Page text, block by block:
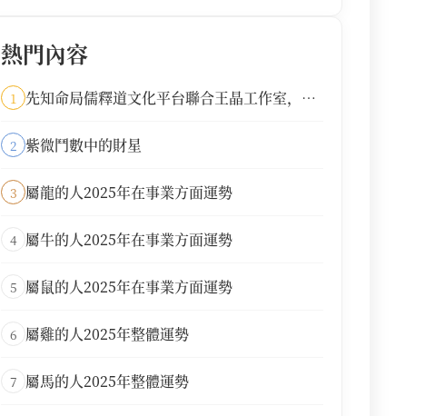
熱門內容
1 先知命局儒釋道文化平台聯合王晶工作室，推
2 紫微鬥數中的財星
3 屬龍的人2025年在事業方面運勢
4 屬牛的人2025年在事業方面運勢
5 屬鼠的人2025年在事業方面運勢
6 屬雞的人2025年整體運勢
7 屬馬的人2025年整體運勢